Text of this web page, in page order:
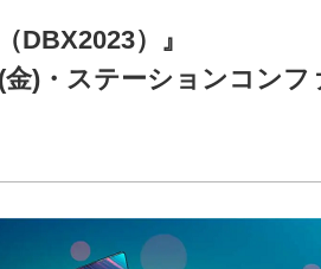
DBX2023）』
(金)・ステーションコン